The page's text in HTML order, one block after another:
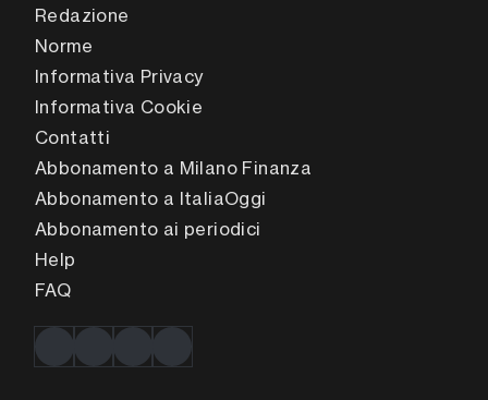
Redazione
Norme
Informativa Privacy
Informativa Cookie
Contatti
Abbonamento a Milano Finanza
Abbonamento a ItaliaOggi
Abbonamento ai periodici
Help
FAQ